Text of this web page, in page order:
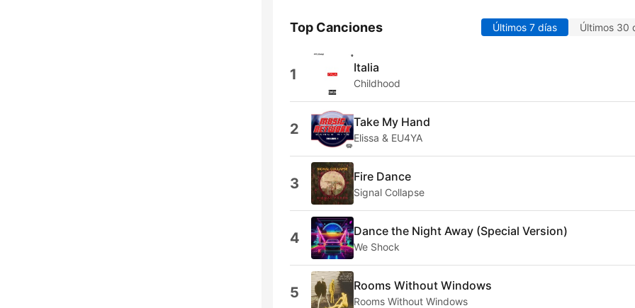
Top Canciones Últimos 7 días Últimos 30
1 Italia
Childhood
2 Take My Hand
Elissa & EU4YA
3 Fire Dance
Signal Collapse
4 Dance the Night Away (Special Version)
We Shock
5 Rooms Without Windows
Rooms Without Windows